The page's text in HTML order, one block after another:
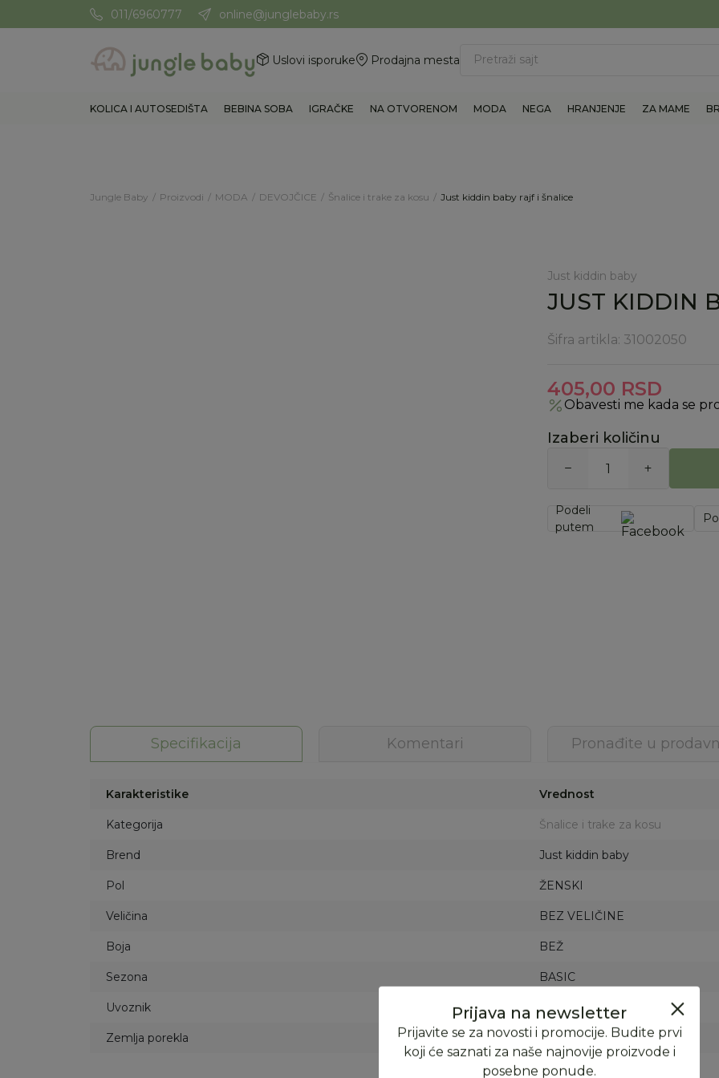
011/6960777 online@junglebaby.rsPotrebna Vam je pomoć? Pozovite 011/6960777
Uslovi isporuke Prodajna mesta Pretraži sajt
KOLICA I AUTOSEDIŠTA BEBINA SOBA IGRAČKE NA OTVORENOM MODA NEGA HRANJENJE ZA MAME
Jungle Baby Proizvodi MODA DEVOJČICE Šnalice i trake za kosu Just kiddin baby rajf i šnalice
Just kiddin baby
JUST KIDDIN
Šifra artikla: 31002050
405,00 RSD
Obavesti me kada se
Izaberi količinu
Podeli
putem
Specifikacija Komentari Pronađite u
Karakteristike Vrednost
Kategorija Šnalice i trake za kosu
Brend Just kiddin baby
Pol ŽENSKI
Veličina BEZ VELIČINE
Boja BEŽ
Sezona BASIC
Uvoznik FORMA VS
Zemlja porekla KINA